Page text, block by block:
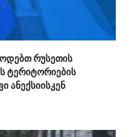
რუსეთის
ტერიტორიების
ანექსიისკენ